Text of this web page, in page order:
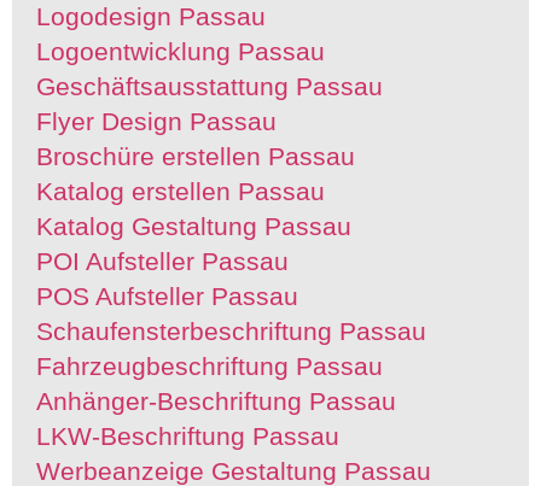
Logodesign Passau
Logoentwicklung Passau
Geschäftsausstattung Passau
Flyer Design Passau
Broschüre erstellen Passau
Katalog erstellen Passau
Katalog Gestaltung Passau
POI Aufsteller Passau
POS Aufsteller Passau
Schaufensterbeschriftung Passau
Fahrzeugbeschriftung Passau
Anhänger-Beschriftung Passau
LKW-Beschriftung Passau
Werbeanzeige Gestaltung Passau